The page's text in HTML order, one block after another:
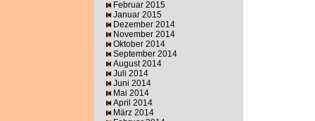
Februar 2015
Januar 2015
Dezember 2014
November 2014
Oktober 2014
September 2014
August 2014
Juli 2014
Juni 2014
Mai 2014
April 2014
März 2014